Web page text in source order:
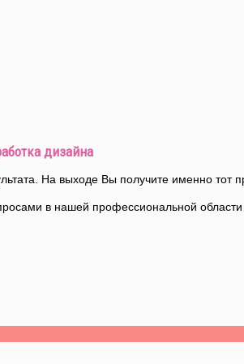
дизайна
На выходе Вы получите именно тот
в нашей профессиональной области